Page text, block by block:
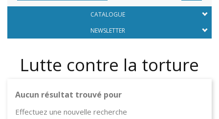
CATALOGUE
NEWSLETTER
Lutte contre la torture
Aucun résultat trouvé pour
Effectuez une nouvelle recherche